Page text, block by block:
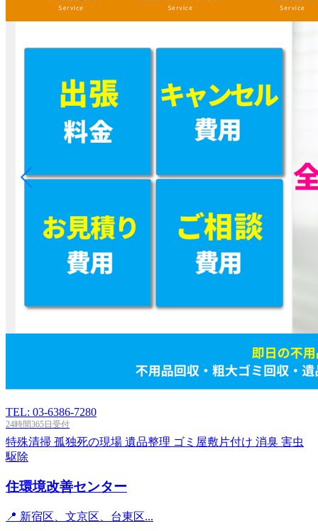
TEL: 03-6386-7280
24時間365日受付
特殊清掃 孤独死の現場 遺品整理 ゴミ屋敷片付け 消臭 害虫
駆除
住環境改善センター
📍 新宿区、文京区、台東区...